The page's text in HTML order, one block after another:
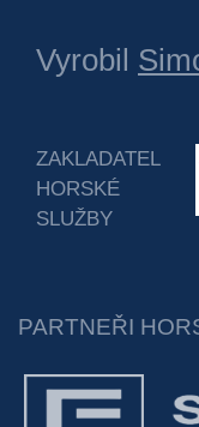
Vyrobil
ZAKLADATEL
HORSKÉ
SLUŽBY
PARTNEŘI